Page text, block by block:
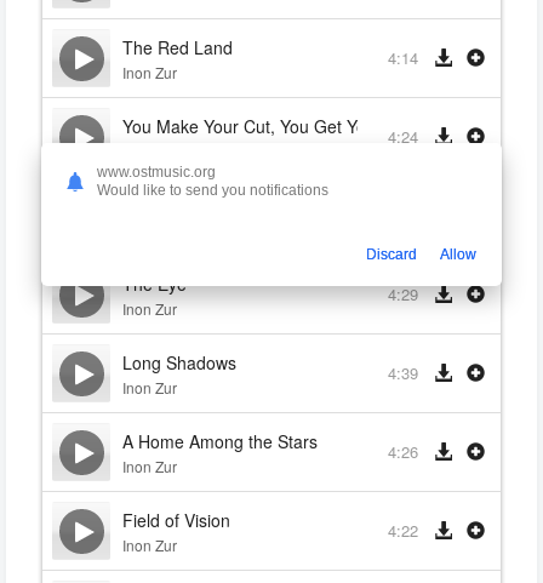
The Red Land
Inon Zur
4:14
You Make Your Cut, You Get Your Cut
4:24
The Eye
Inon Zur
4:29
Long Shadows
Inon Zur
4:39
A Home Among the Stars
Inon Zur
4:26
Field of Vision
Inon Zur
4:22
www.ostmusic.org
Would like to send you notifications
Discard Allow